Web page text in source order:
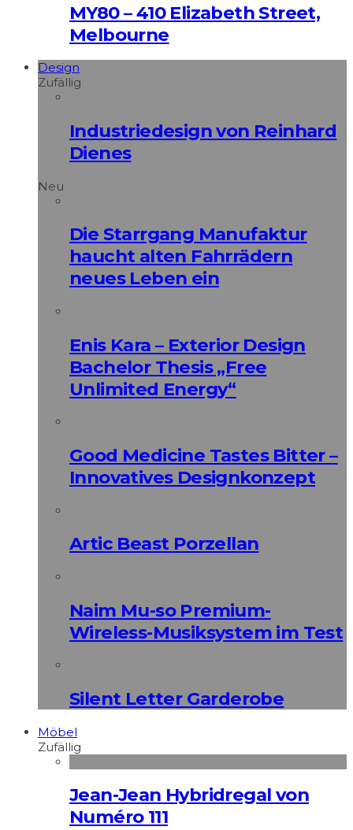
MY80 – 410 Elizabeth Street,
Melbourne
Design
Zufällig
Industriedesign von Reinhard
Dienes
Neu
Die Starrgang Manufaktur
haucht alten Fahrrädern
neues Leben ein
Enis Kara – Exterior Design
Bachelor Thesis „Free
Unlimited Energy“
Good Medicine Tastes Bitter –
Innovatives Designkonzept
Artic Beast Porzellan
Naim Mu-so Premium-
Wireless-Musiksystem im Test
Silent Letter Garderobe
Möbel
Zufällig
Jean-Jean Hybridregal von
Numéro 111